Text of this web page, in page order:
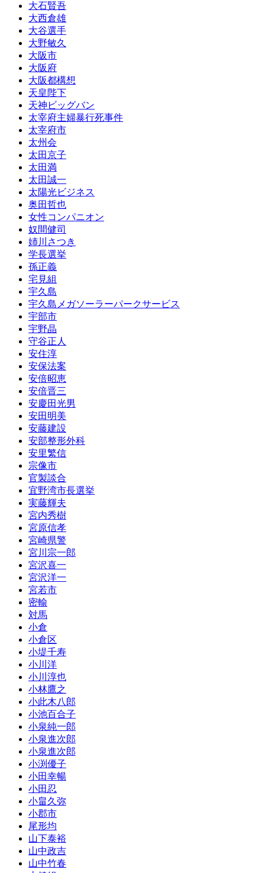
大石賢吾
大西倉雄
大谷選手
大野敏久
大阪市
大阪府
大阪都構想
天皇陛下
天神ビッグバン
太宰府主婦暴行死事件
太宰府市
太州会
太田京子
太田満
太田誠一
太陽光ビジネス
奥田哲也
女性コンパニオン
奴間健司
姉川さつき
学長選挙
孫正義
宅見組
宇久島
宇久島メガソーラーパークサービス
宇部市
宇野晶
守谷正人
安住淳
安保法案
安倍昭恵
安倍晋三
安慶田光男
安田明美
安藤建設
安部整形外科
安里繁信
宗像市
官製談合
宜野湾市長選挙
実藤輝夫
宮内秀樹
宮原信孝
宮崎県警
宮川宗一郎
宮沢喜一
宮沢洋一
宮若市
密輸
対馬
小倉
小倉区
小堤千寿
小川洋
小川淳也
小林鷹之
小此木八郎
小池百合子
小泉純一郎
小泉進次郎
小泉進次郎
小渕優子
小田幸暢
小田忍
小畠久弥
小郡市
尾形均
山下泰裕
山中政吉
山中竹春